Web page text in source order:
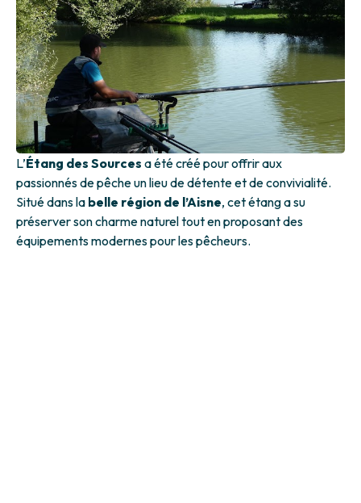
L’Étang des Sources a été créé pour offrir aux
passionnés de pêche un lieu de détente et de convivialité.
Situé dans la belle région de l’Aisne, cet étang a su
préserver son charme naturel tout en proposant des
équipements modernes pour les pêcheurs.